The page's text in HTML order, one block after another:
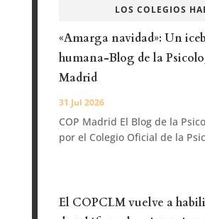
LOS COLEGIOS
«Amarga navidad»: Un
humana-Blog de la
Madrid
31 Jul 2026
COP Madrid El Blog de la
por el Colegio Oficial de la
El COPCLM vuelve a